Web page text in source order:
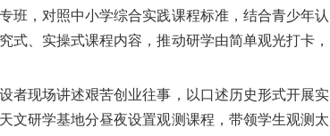
班，对照中小学综合实践课程标准，结合青少年认
式、实操式课程内容，推动研学由简单观光打卡，
者现场讲述艰苦创业往事，以口述历史形式开展实
文研学基地分昼夜设置观测课程，带领学生观测太